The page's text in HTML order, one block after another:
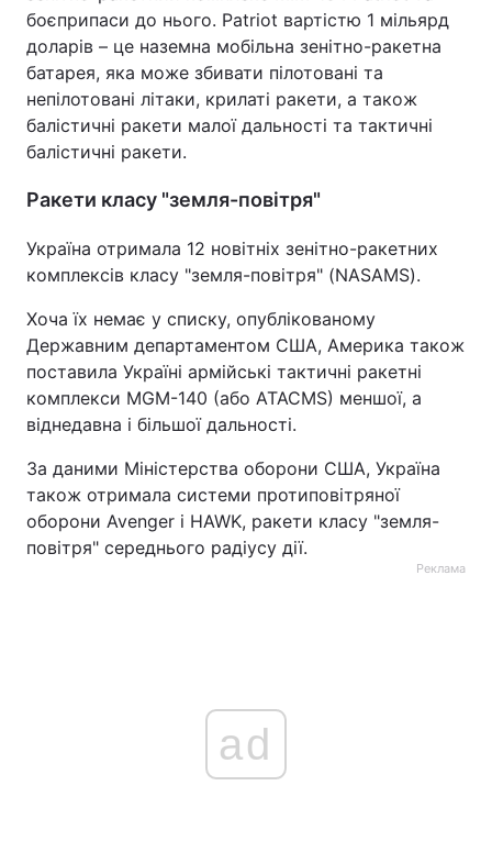
боєприпаси до нього. Patriot вартістю 1 мільярд
доларів – це наземна мобільна зенітно-ракетна
батарея, яка може збивати пілотовані та
непілотовані літаки, крилаті ракети, а також
балістичні ракети малої дальності та тактичні
балістичні ракети.
Ракети класу "земля-повітря"
Україна отримала 12 новітніх зенітно-ракетних
комплексів класу "земля-повітря" (NASAMS).
Хоча їх немає у списку, опублікованому
Державним департаментом США, Америка також
поставила Україні армійські тактичні ракетні
комплекси MGM-140 (або ATACMS) меншої, а
віднедавна і більшої дальності.
За даними Міністерства оборони США, Україна
також отримала системи протиповітряної
оборони Avenger і HAWK, ракети класу "земля-
повітря" середнього радіусу дії.
Реклама
ad